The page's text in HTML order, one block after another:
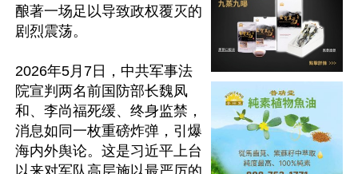
酿著一场足以导致政权覆灭的
剧烈震荡。
2026年5月7日，中共军事法
院宣判两名前国防部长魏凤
和、李尚福死缓、终身监禁，
消息如同一枚重磅炸弹，引爆
海内外舆论。这是习近平上台
以来对军队高层施以最严厉的